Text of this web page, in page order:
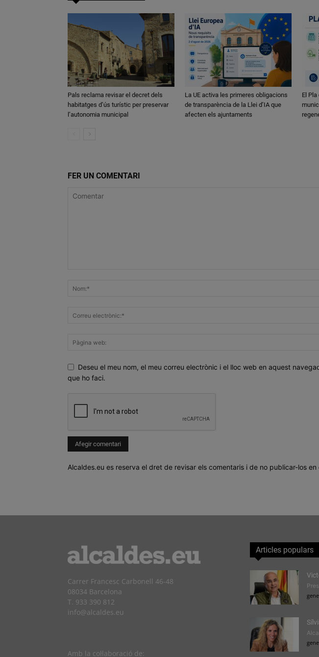
Pals reclama revisar el decret dels
habitatges d’ús turístic per preservar
l’autonomia municipal
La UE activa les primeres obligacions
de transparència de la Llei d’IA que
afecten els ajuntaments
El
FER UN COMENTARI
Deseu el meu nom, el meu correu electrònic i el lloc web en aquest
que ho faci.
Alcaldes.eu es reserva el dret de revisar els comentaris i de no publicar-los
Carrer Francesc Carbonell 46-48
08034 Barcelona
T. 933 390 812
info@alcaldes.eu
Amb la col·laboració de:
Articles populars